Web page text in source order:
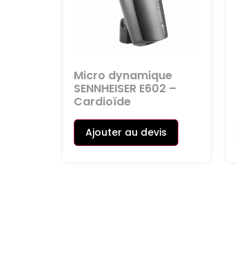
Micro dynamique
SENNHEISER E602 –
Cardioïde
Ajouter au devis